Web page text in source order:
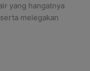
yang hangatnya
melegakan